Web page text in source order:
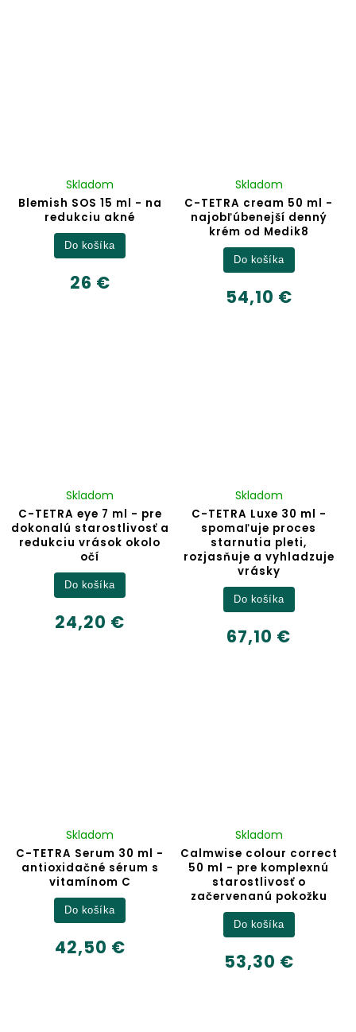
Blemish SOS 15 ml - na
redukciu akné
Skladom
26 €
Do košíka
C-TETRA cream 50 ml -
najobľúbenejší denný
krém od Medik8
Skladom
54,10 €
Do košíka
C-TETRA eye 7 ml - pre
dokonalú starostlivosť a
redukciu vrások okolo
očí
Skladom
24,20 €
Do košíka
C-TETRA Luxe 30 ml -
spomaľuje proces
starnutia pleti,
rozjasňuje a vyhladzuje
vrásky
Skladom
67,10 €
Do košíka
C-TETRA Serum 30 ml -
antioxidačné sérum s
vitamínom C
Skladom
42,50 €
Do košíka
Calmwise colour correct
50 ml - pre komplexnú
starostlivosť o
začervenanú pokožku
Skladom
53,30 €
Do košíka